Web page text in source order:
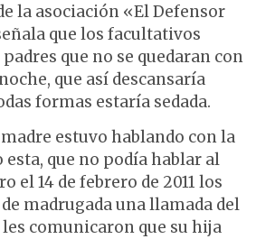
la asociación «El Defensor
que los facultativos
que no se quedaran con
que así descansaría
formas estaría sedada.
estuvo hablando con la
que no podía hablar al
el 14 de febrero de 2011 los
madrugada una llamada del
comunicaron que su hija